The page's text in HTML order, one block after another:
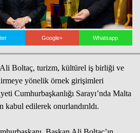
Google+ Whatsapp
Ali Boltaç, turizm, kültürel iş birliği ve
yönelik örnek girişimleri
Cumhurbaşkanlığı Sarayı’nda Malta
kabul edilerek onurlandırıldı.
İLETİŞİM